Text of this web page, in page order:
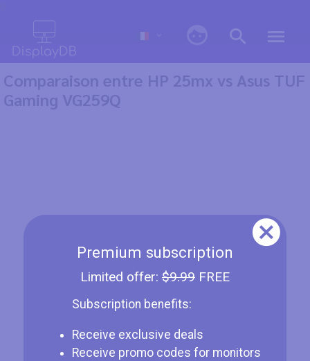
Premium subscription
Limited offer: $9.99FREE
Subscription benefits:
Receive exclusive deals
Receive promo codes for monitors
Comparaison entre HP 25mx vs Asus TUF
Gaming VG259Q